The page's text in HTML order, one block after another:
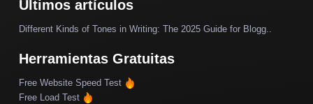
Últimos artículos
Different Kinds of Tones in Writing: The 2025 Guide for Blogg..
Herramientas Gratuitas
Free Website Speed Test
Free Load Test